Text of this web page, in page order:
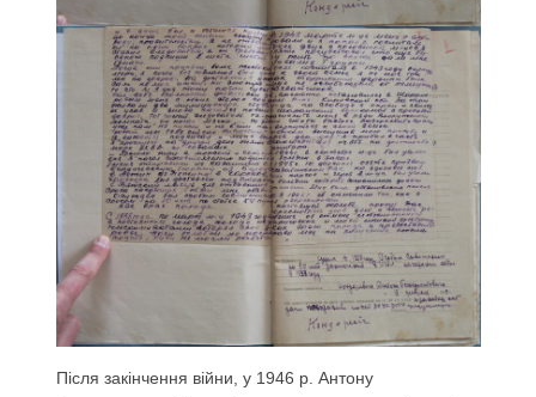
Після закінчення війни, у 1946 р. Антону